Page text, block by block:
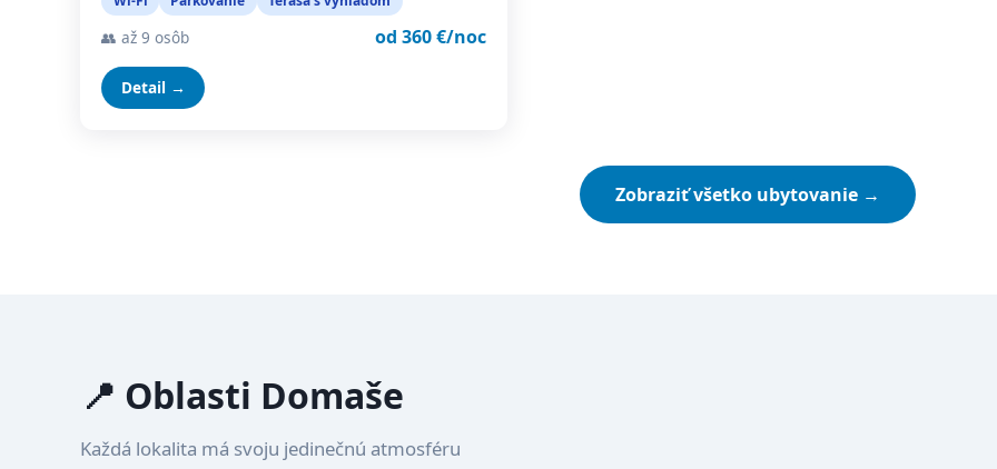
👥 až 9 osôb od 360 €/noc
Detail →
Zobraziť všetko ubytovanie →
📍 Oblasti Domaše
Každá lokalita má svoju jedinečnú atmosféru